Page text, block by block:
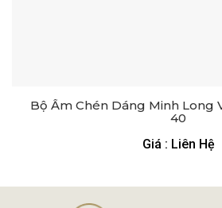
Bộ Ấm Chén Dáng Minh Long
40
Giá : Liên Hệ